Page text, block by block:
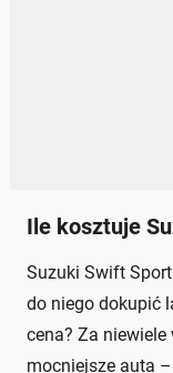
Ile kosztuje
Suzuki Swift Sport
do niego dokupić
cena? Za
mocniejsze auta